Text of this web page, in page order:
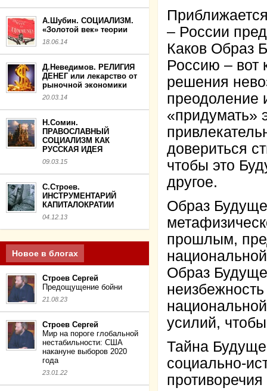
А.Шубин. СОЦИАЛИЗМ.
«Золотой век» теории
18.06.14
Д.Неведимов. РЕЛИГИЯ
ДЕНЕГ или лекарство от
рыночной экономики
20.03.14
Н.Сомин.
ПРАВОСЛАВНЫЙ
СОЦИАЛИЗМ КАК
РУССКАЯ ИДЕЯ
09.03.15
С.Строев.
ИНСТРУМЕНТАРИЙ
КАПИТАЛОКРАТИИ
04.12.13
Новое в блогах
Строев Сергей
Предощущение бойни
21.08.23
Строев Сергей
Мир на пороге глобальной
нестабильности: США
накануне выборов 2020
года
23.01.22
– России
Каков Образ
Россию – вот
решения
преодоление
«придумать»
довериться
чтобы это
другое.
Образ
прошлым,
Образ
усилий,
Тайна
социально-